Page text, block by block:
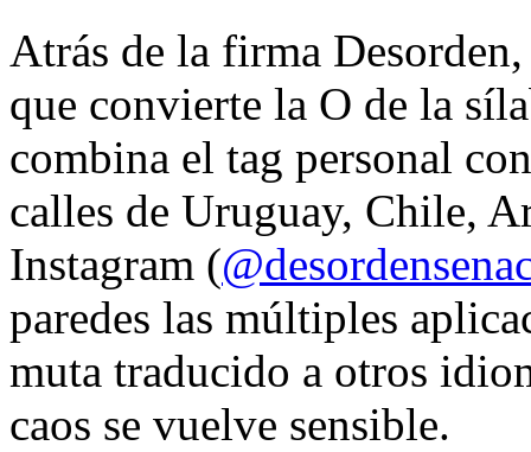
Atrás de la firma
que convierte la O de la
combina el tag personal
calles de Uruguay, Chile,
Instagram (
paredes las múltiples
muta traducido a otros
caos se vuelve sensible.